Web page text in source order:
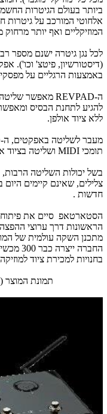
אלחוטי המורכב על גיטרות
המוזיקליים ואף יותר מרחוק
לכל נגן גיטרה ישנם מספר
(דיסטורשיון, פיטצ' וכו').
באמצעות הרגליים על
ה-REVPAD מאפשר שליטה
להגיע לתחנת הבסיס
ללא ציוד אולפן.
מעבר לשליטה באפקטים, ה-
תומכי MIDI ושליטה בציוד
בשל יכולות השליטה
צלילים, שאינם קיימים היום
חדשות .
הסטארטאפ סיים את פיתוח
הראשונות דרך ערוצי
החברה
בחנויות למכירת ציוד
תמונת המוצר